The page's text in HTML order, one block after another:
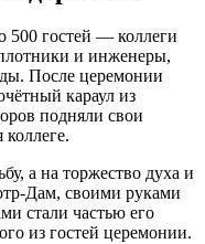
500 гостей — коллеги
и инженеры,
После церемонии
караул из
подняли свои
а на торжество духа и
Дам, своими руками
стали частью его
из гостей церемонии.